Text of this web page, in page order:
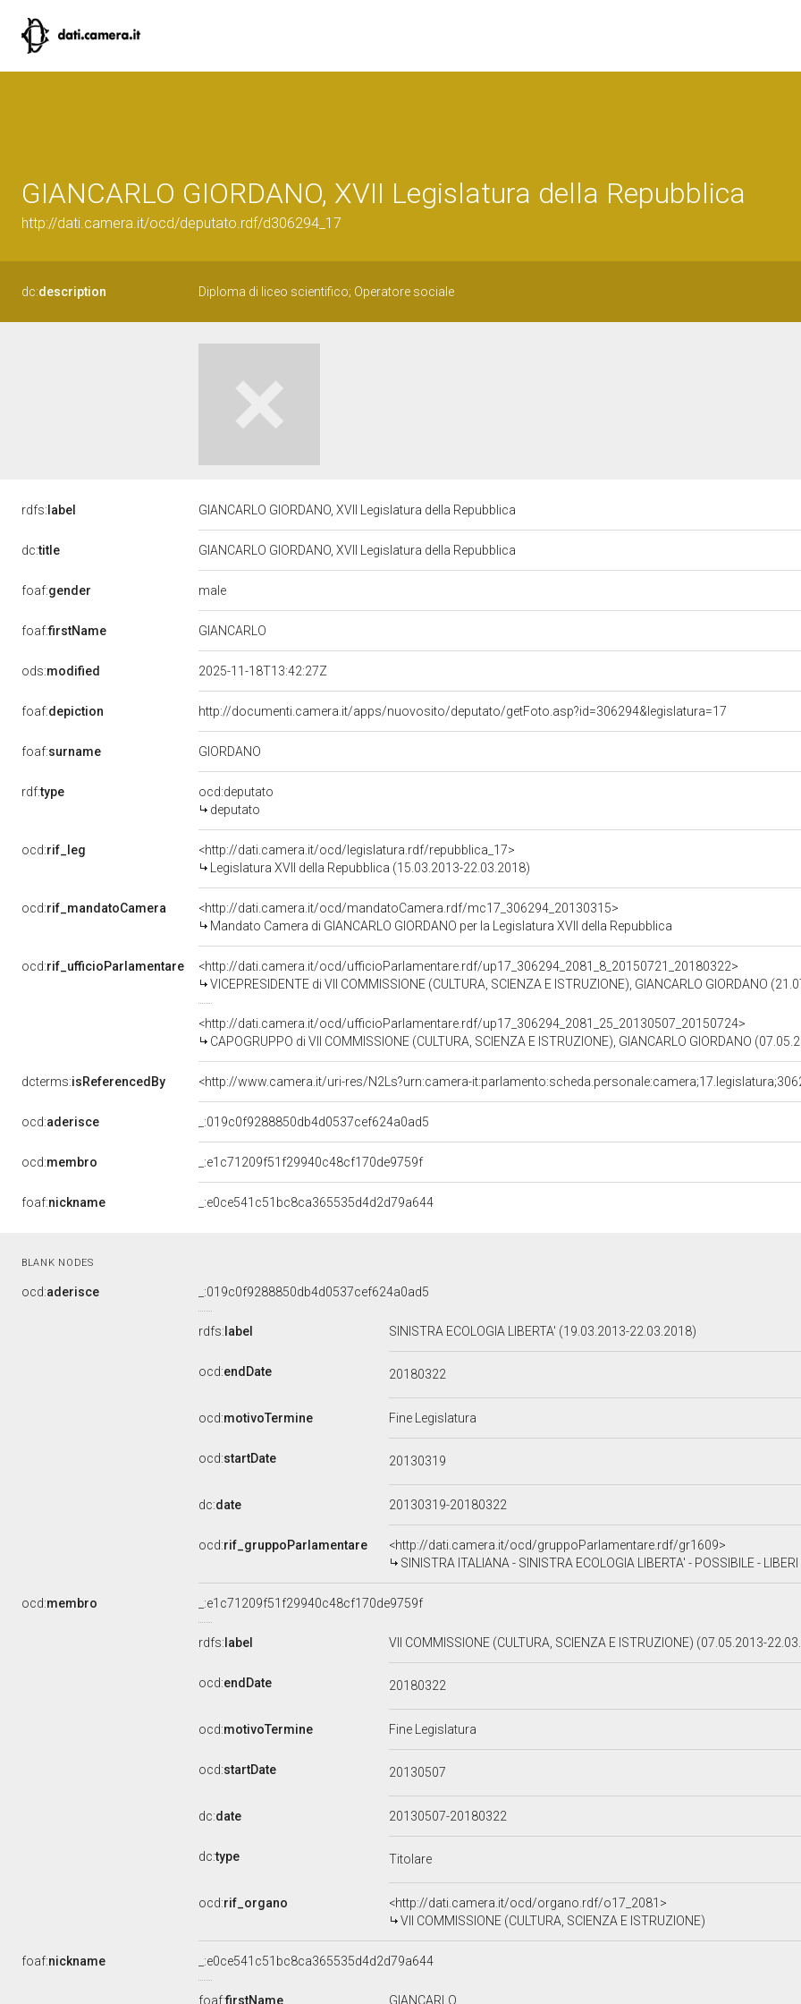
GIANCARLO GIORDANO, XVII Legislatura della Repubblica
http://dati.camera.it/ocd/deputato.rdf/d306294_17
dc:description Diploma di liceo scientifico; Operatore sociale
rdfs: label GIANCARLO GIORDANO, XVII Legislatura della Repubblica
dc:title GIANCARLO GIORDANO, XVII Legislatura della Repubblica
foaf:gender male
foaf:firstName GIANCARLO
ods:modified 2025-11-18T13:42:27Z
foaf:depiction http://documenti.camera.it/apps/nuovosito/deputato/getFoto.asp?id=306294&legislatura=17
foaf:surname GIORDANO
rdf:type
ocd:deputato
deputato
ocd:rif_leg
<http://dati.camera.it/ocd/legislatura.rdf/repubblica_17>
Legislatura XVII della Repubblica (15.03.2013-22.03.2018)
ocd:rif_mandatoCamera
<http://dati.camera.it/ocd/mandatoCamera.rdf/mc17_306294_20130315>
Mandato Camera di GIANCARLO GIORDANO per la Legislatura XVII della Repubblica
ocd:rif_ufficioParlamentare
<http://dati.camera.it/ocd/ufficioParlamentare.rdf/up17_306294_2081_8_20150721_20180322>
VICEPRESIDENTE di VII COMMISSIONE (CULTURA, SCIENZA E ISTRUZIONE), GIANCARLO GIORDANO
<http://dati.camera.it/ocd/ufficioParlamentare.rdf/up17_306294_2081_25_20130507_20150724>
CAPOGRUPPO di VII COMMISSIONE (CULTURA, SCIENZA E ISTRUZIONE), GIANCARLO GIORDANO
dcterms:isReferencedBy <http://www.camera.it/uri-res/N2Ls?urn:camera-
ocd:aderisce _:019c0f9288850db4d0537cef624a0ad5
ocd:membro _:e1c71209f51f29940c48cf170de9759f
foaf:nickname _:e0ce541c51bc8ca365535d4d2d79a644
BLANK NODES
ocd:aderisce _:019c0f9288850db4d0537cef624a0ad5
rdfs: label SINISTRA ECOLOGIA LIBERTA' (19.03.2013-22.03.2018)
ocd:endDate 20180322
ocd:motivoTermine Fine Legislatura
ocd:startDate 20130319
dc:date 20130319-20180322
ocd:rif_gruppoParlamentare
<http://dati.camera.it/ocd/gruppoParlamentare.rdf/gr1609>
SINISTRA ITALIANA - SINISTRA ECOLOGIA LIBERTA' - POSSIBILE -
ocd:membro _:e1c71209f51f29940c48cf170de9759f
rdfs: label VII COMMISSIONE (CULTURA, SCIENZA E ISTRUZIONE) (07.05.2013-
ocd:endDate 20180322
ocd:motivoTermine Fine Legislatura
ocd:startDate 20130507
dc:date 20130507-20180322
dc:type Titolare
ocd:rif_organo
<http://dati.camera.it/ocd/organo.rdf/o17_2081>
VII COMMISSIONE (CULTURA, SCIENZA E ISTRUZIONE)
foaf:nickname _:e0ce541c51bc8ca365535d4d2d79a644
foaf:firstName GIANCARLO